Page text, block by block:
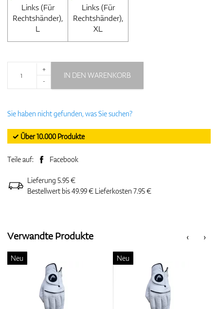
Links (Für
Rechtshänder),
L
Links (Für
Rechtshänder),
XL
+
-
IN DEN WARENKORB
Sie haben nicht gefunden, was Sie suchen?
✓ Über 10.000 Produkte
Teile auf: Facebook
Lieferung 5.95 €
Bestellwert bis 49.99 € Lieferkosten 7.95 €
‹
Verwandte Produkte ›
Neu Neu